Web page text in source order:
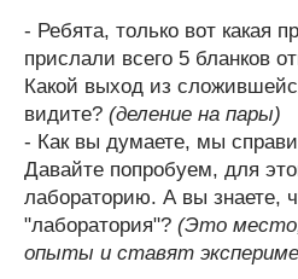
- Ребята, только вот какая
прислали всего 5 бланков
Какой выход из
видите? (деление на пары)
- Как вы думаете, мы
Давайте попробуем, для
лабораторию. А вы знаете,
"лаборатория"? (Это
опыты и ставят